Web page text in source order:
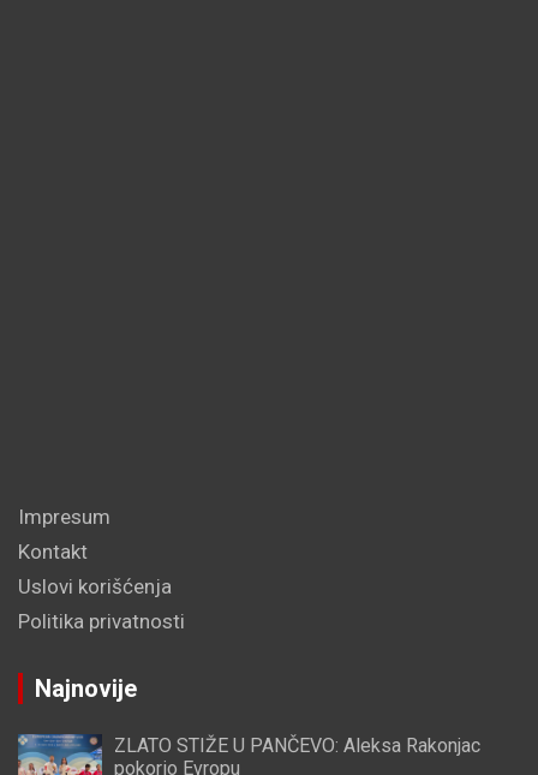
Impresum
Kontakt
Uslovi korišćenja
Politika privatnosti
Najnovije
ZLATO STIŽE U PANČEVO: Aleksa Rakonjac
pokorio Evropu